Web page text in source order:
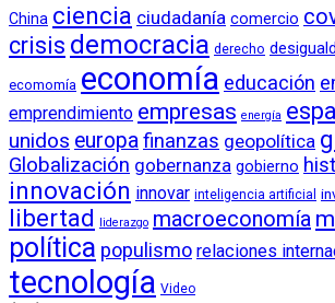
China ciencia ciudadanía comercio
crisis democracia derecho
ecomomía economía educación
emprendimiento empresas energía
unidos europafinanzas geopolítica
Globalización gobernanza gobierno
innovación innovar inteligencia artificial
libertad liderazgo macroeconomía
política populismo relaciones
tecnología Video